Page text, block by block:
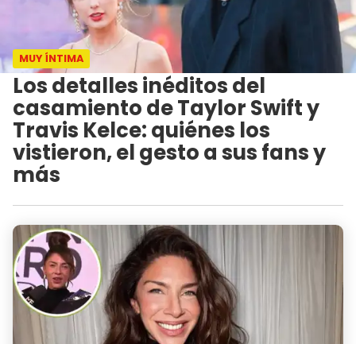
MUY ÍNTIMA
Los detalles inéditos del
casamiento de Taylor Swift y
Travis Kelce: quiénes los
vistieron, el gesto a sus fans y
más